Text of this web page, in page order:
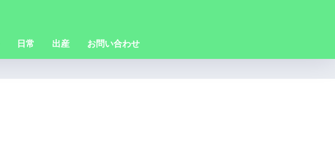
日常 出産 お問い合わせ